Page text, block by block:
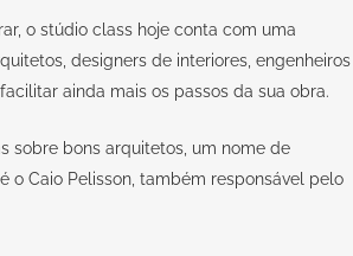
o stúdio class hoje conta com uma
designers de interiores, engenheiros
ainda mais os passos da sua obra.
sobre bons arquitetos, um nome de
o Caio Pelisson, também responsável pelo